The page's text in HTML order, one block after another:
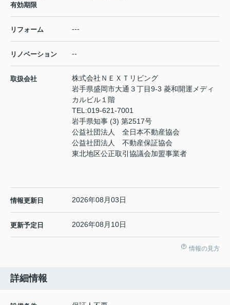
有効期限
リフォーム ---
リノベーション --
取扱会社
株式会社ＮＥＸＴリビング
岩手県盛岡市大通３丁目9-3 菱和開運メディ
カルビル１階
TEL:019-621-7001
岩手県知事 (3) 第2517号
公益社団法人 全日本不動産協会
公益社団法人 不動産保証協会
東北地区公正取引協議会加盟事業者
情報更新日 2026年08月03日
更新予定日 2026年08月10日
情報の見方
詳細情報